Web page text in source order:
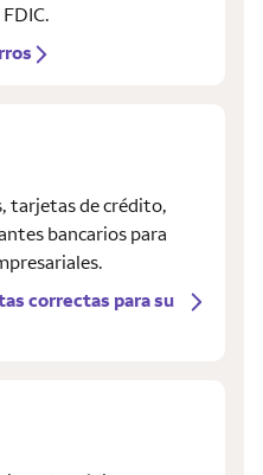
tarjetas de crédito,
bancarios para
correctas para su